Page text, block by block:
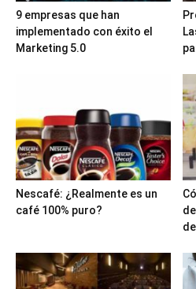
9 empresas que han
implementado con éxito el
Marketing 5.0
Nescafé: ¿Realmente es un
café 100% puro?